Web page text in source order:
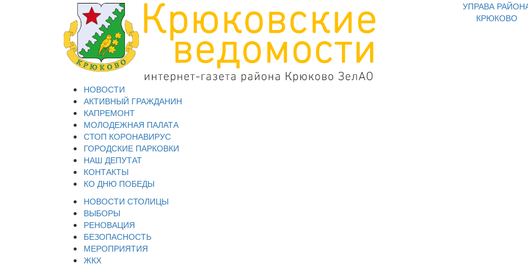
УПРАВА
КРЮКОВО
НОВОСТИ
АКТИВНЫЙ ГРАЖДАНИН
КАПРЕМОНТ
МОЛОДЕЖНАЯ ПАЛАТА
СТОП КОРОНАВИРУС
ГОРОДСКИЕ ПАРКОВКИ
НАШ ДЕПУТАТ
КОНТАКТЫ
КО ДНЮ ПОБЕДЫ
НОВОСТИ СТОЛИЦЫ
ВЫБОРЫ
РЕНОВАЦИЯ
БЕЗОПАСНОСТЬ
МЕРОПРИЯТИЯ
ЖКХ